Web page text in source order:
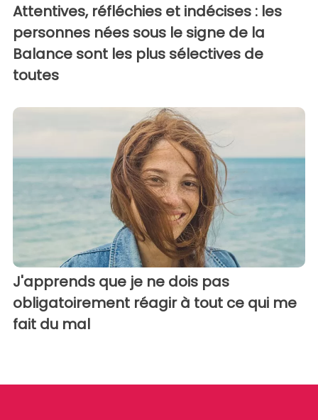
Attentives, réfléchies et indécises : les
personnes nées sous le signe de la
Balance sont les plus sélectives de
toutes
J'apprends que je ne dois pas
obligatoirement réagir à tout ce qui me
fait du mal